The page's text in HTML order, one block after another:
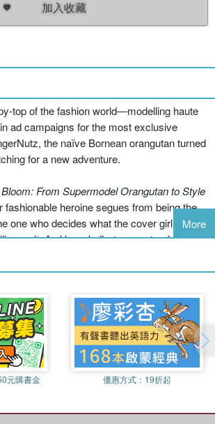
加入收藏
top of the fashion world―modelling haute
ad campaigns for the most exclusive
the naïve Bornean orangutan turned
for a new adventure.
From Supermodel Orangutan to Style
fashionable heroine segues from being the
one who decides what the cover girl will
wear it. As Vogue's first orangutan fashion
the most delectable garments and travels
edgiest fashion shoots with top
jet-set lifestyle, even with luxuries like
room service banana-beetle smoothies,
GingerNutz decides that she absolutely
cottage to which she can retire and
pastimes like gardening and tending to a
(with whom she feels quite at home).
obscurity, though, she will enjoy one last
More
元購書金 優惠方式： 19折起